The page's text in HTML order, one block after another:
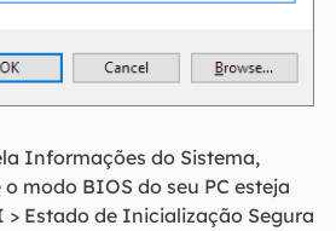
Informações do Sistema,
modo BIOS do seu PC esteja
Estado de Inicialização Segura